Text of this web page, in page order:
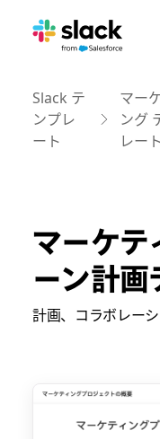
Slack テ
ンプレ
ート
マー
ング
レート
マーケテ
ーン計画
計画、コラボレー